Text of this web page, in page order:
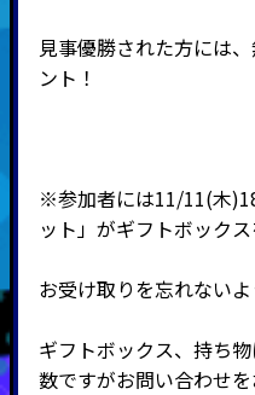
見事優勝された方には
ント！
※参加者には11/11(木
ット」がギフトボック
お受け取りを忘れないよ
ギフトボックス、持ち
数ですがお問い合わせを